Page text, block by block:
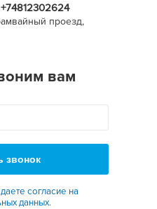
+74812302624
проезд,
вам
звонок
согласие на
данных.